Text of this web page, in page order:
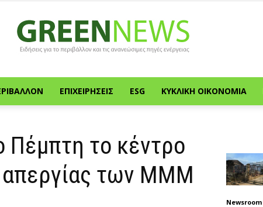
Green
News
ΕΠΙΧΕΙΡΉΣΕΙΣ ESG ΚΥΚΛΙΚΉ ΟΙΚΟΝΟΜΊΑ
Πέμπτη το κέντρο
απεργίας των ΜΜΜ
Newsroom